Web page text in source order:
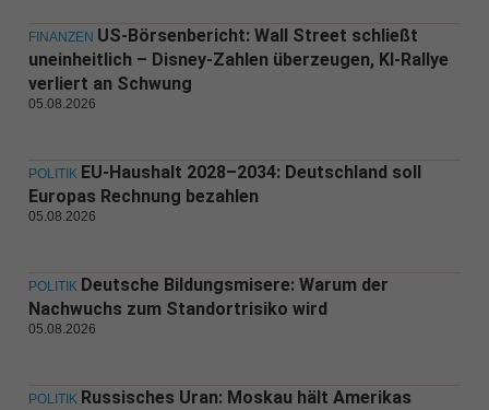
FINANZEN US-Börsenbericht: Wall Street schließt
uneinheitlich – Disney-Zahlen überzeugen, KI-Rallye
verliert an Schwung
05.08.2026
POLITIK EU-Haushalt 2028–2034: Deutschland soll
Europas Rechnung bezahlen
05.08.2026
POLITIK Deutsche Bildungsmisere: Warum der
Nachwuchs zum Standortrisiko wird
05.08.2026
POLITIK Russisches Uran: Moskau hält Amerikas